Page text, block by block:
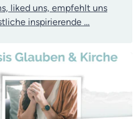
liked uns, empfehlt uns
inspirierende …